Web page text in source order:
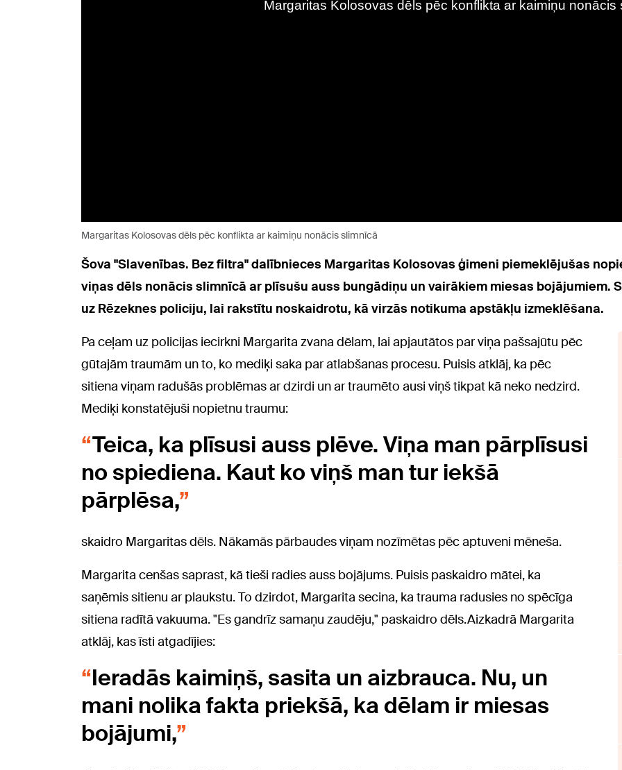
Margaritas Kolosovas dēls pēc konflikta ar kaimiņu nonācis slimnīcā
Šova "Slavenības. Bez filtra" dalībnieces Margaritas Kolosovas ģimeni piemeklējušas
viņas dēls nonācis slimnīcā ar plīsušu auss bungādiņu un vairākiem miesas bojājumiem.
uz Rēzeknes policiju, lai rakstītu noskaidrotu, kā virzās notikuma apstākļu izmeklēšana.
Pa ceļam uz policijas iecirkni Margarita zvana dēlam, lai apjautātos par viņa pašsajūtu pēc
gūtajām traumām un to, ko mediķi saka par atlabšanas procesu. Puisis atklāj, ka pēc
sitiena viņam radušās problēmas ar dzirdi un ar traumēto ausi viņš tikpat kā neko nedzird.
Mediķi konstatējuši nopietnu traumu:
Teica, ka plīsusi auss plēve. Viņa man pārplīsusi
no spiediena. Kaut ko viņš man tur iekšā
pārplēsa,
skaidro Margaritas dēls. Nākamās pārbaudes viņam nozīmētas pēc aptuveni mēneša.
Margarita cenšas saprast, kā tieši radies auss bojājums. Puisis paskaidro mātei, ka
saņēmis sitienu ar plaukstu. To dzirdot, Margarita secina, ka trauma radusies no spēcīga
sitiena radītā vakuuma. "Es gandrīz samaņu zaudēju," paskaidro dēls.Aizkadrā Margarita
atklāj, kas īsti atgadījies:
Ieradās kaimiņš, sasita un aizbrauca. Nu, un
mani nolika fakta priekšā, ka dēlam ir miesas
bojājumi,